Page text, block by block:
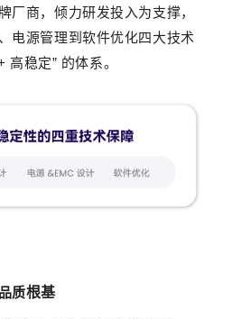
厂商，倾力研发投入为支撑，
电源管理到软件优化四大技术
稳定” 的体系。
质根基